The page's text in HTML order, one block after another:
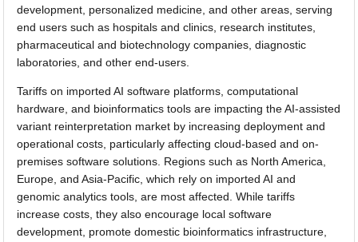
development, personalized medicine, and other areas, serving
end users such as hospitals and clinics, research institutes,
pharmaceutical and biotechnology companies, diagnostic
laboratories, and other end-users.
Tariffs on imported AI software platforms, computational
hardware, and bioinformatics tools are impacting the AI-assisted
variant reinterpretation market by increasing deployment and
operational costs, particularly affecting cloud-based and on-
premises software solutions. Regions such as North America,
Europe, and Asia-Pacific, which rely on imported AI and
genomic analytics tools, are most affected. While tariffs
increase costs, they also encourage local software
development, promote domestic bioinformatics infrastructure,